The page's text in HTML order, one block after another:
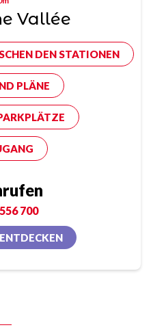
Vallée
DEN STATIONEN
PLÄNE
700